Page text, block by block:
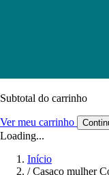
Subtotal do carrinho
Ver meu carrinho
Loading...
Início
/ Casaco mulher